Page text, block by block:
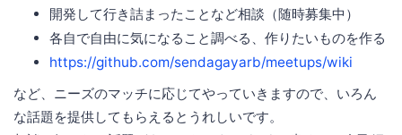
開発して行き詰まったことなど相談（随時募集中）
各自で自由に気になること調べる、作りたいものを作る
https://github.com/sendagayarb/meetups/wiki
など、ニーズのマッチに応じてやっていきますので、いろん
な話題を提供してもらえるとうれしいです。